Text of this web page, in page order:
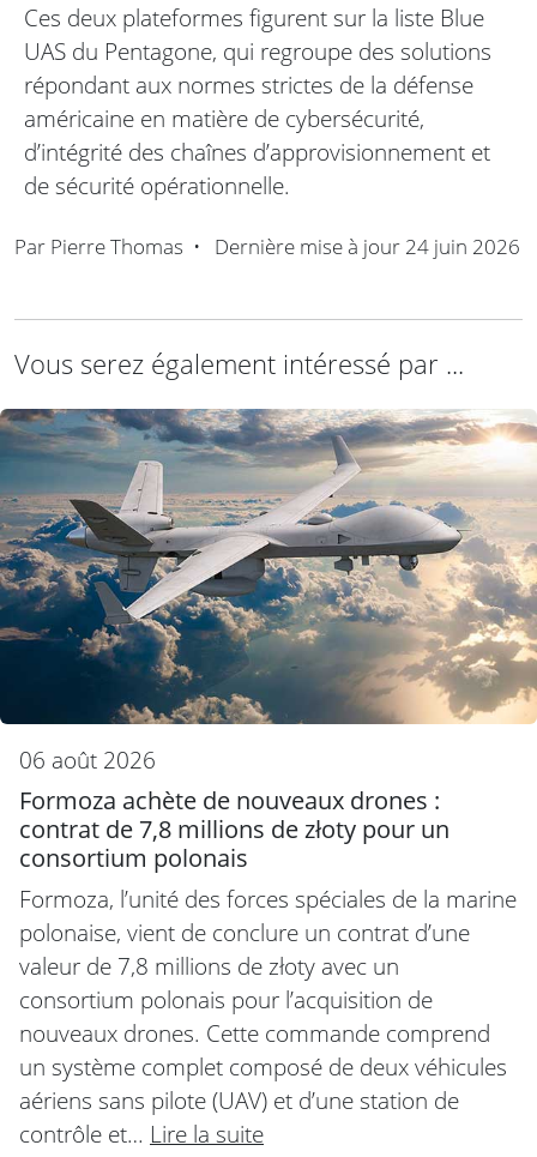
Ces deux plateformes figurent sur la liste Blue
UAS du Pentagone, qui regroupe des solutions
répondant aux normes strictes de la défense
américaine en matière de cybersécurité,
d’intégrité des chaînes d’approvisionnement et
de sécurité opérationnelle.
Par Pierre Thomas • Dernière mise à jour 24 juin 2026
Vous serez également intéressé par ...
06 août 2026
Formoza achète de nouveaux drones :
contrat de 7,8 millions de złoty pour un
consortium polonais
Formoza, l’unité des forces spéciales de la marine
polonaise, vient de conclure un contrat d’une
valeur de 7,8 millions de złoty avec un
consortium polonais pour l’acquisition de
nouveaux drones. Cette commande comprend
un système complet composé de deux véhicules
aériens sans pilote (UAV) et d’une station de
contrôle et… Lire la suite